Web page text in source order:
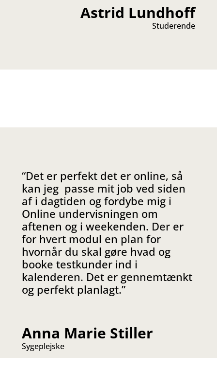
Astrid Lundhoff
Studerende
“Det er perfekt det er online, så
kan jeg passe mit job ved siden
af i dagtiden og fordybe mig i
Online undervisningen om
aftenen og i weekenden. Der er
for hvert modul en plan for
hvornår du skal gøre hvad og
booke testkunder ind i
kalenderen. Det er gennemtænkt
og perfekt planlagt.”
Anna Marie Stiller
Sygeplejske